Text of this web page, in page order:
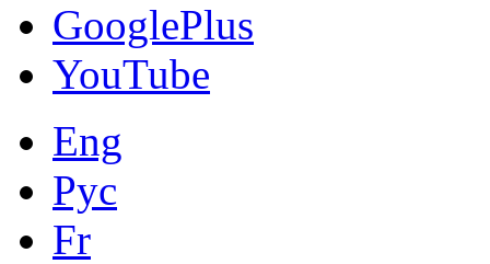
GooglePlus
YouTube
Eng
Рус
Fr